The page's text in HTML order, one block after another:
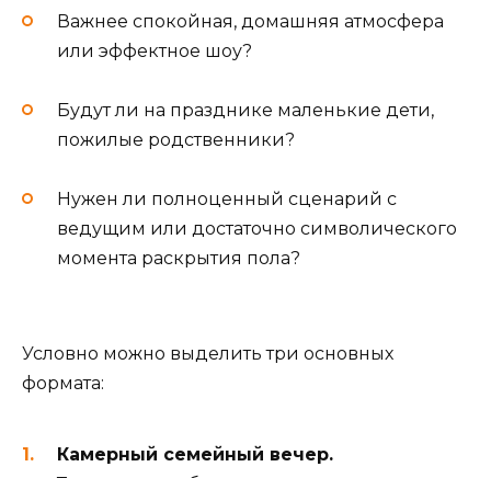
Важнее спокойная, домашняя атмосфера
или эффектное шоу?
Будут ли на празднике маленькие дети,
пожилые родственники?
Нужен ли полноценный сценарий с
ведущим или достаточно символического
момента раскрытия пола?
Условно можно выделить три основных
формата:
Камерный семейный вечер.